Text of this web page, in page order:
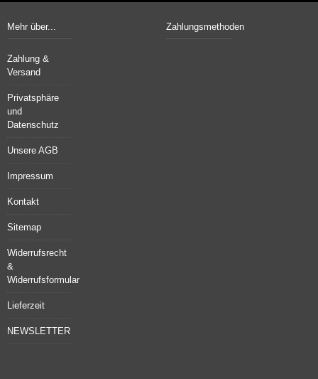
Mehr über...
Zahlung &
Versand
Privatsphäre
und
Datenschutz
Unsere AGB
Impressum
Kontakt
Sitemap
Widerrufsrecht
&
Widerrufsformular
Lieferzeit
NEWSLETTER
Zahlungsmethoden